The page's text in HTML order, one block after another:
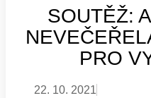
SOUTĚŽ:
PRO
22. 10. 2021